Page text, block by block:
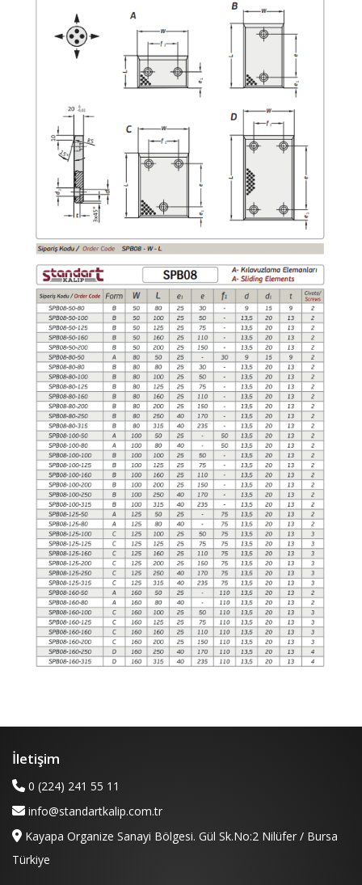
İletişim
0 (224) 241 55 11
info@standartkalip.com.tr
Kayapa Organize Sanayi Bölgesi. Gül Sk.No:2 Nilüfer / Bursa
Türkiye